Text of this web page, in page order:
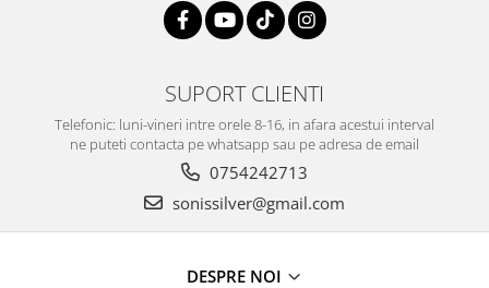
SUPORT CLIENTI
Telefonic: luni-vineri intre orele 8-16, in afara acestui interval
ne puteti contacta pe whatsapp sau pe adresa de email
0754242713
sonissilver@gmail.com
DESPRE NOI